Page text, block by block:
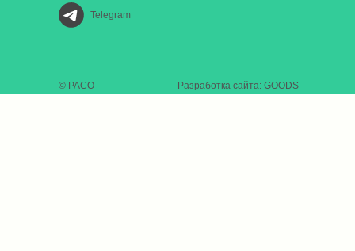
© РАСО
Telegram
Разработка сайта: GOODS